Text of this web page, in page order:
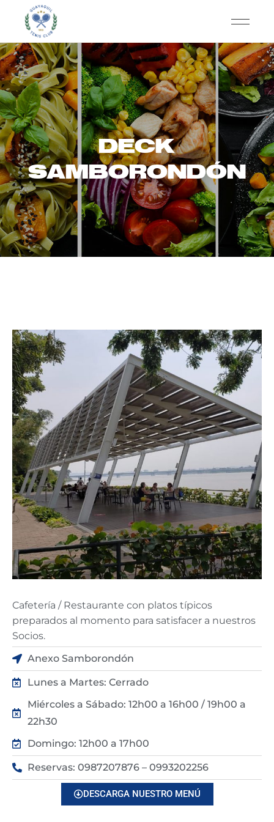
DECK
SAMBORONDÓN
Cafetería / Restaurante con platos típicos
preparados al momento para satisfacer a nuestros
Socios.
Anexo Samborondón
Lunes a Martes: Cerrado
Miércoles a Sábado: 12h00 a 16h00 / 19h00 a
22h30
Domingo: 12h00 a 17h00
Reservas: 0987207876 – 0993202256
DESCARGA NUESTRO MENÚ